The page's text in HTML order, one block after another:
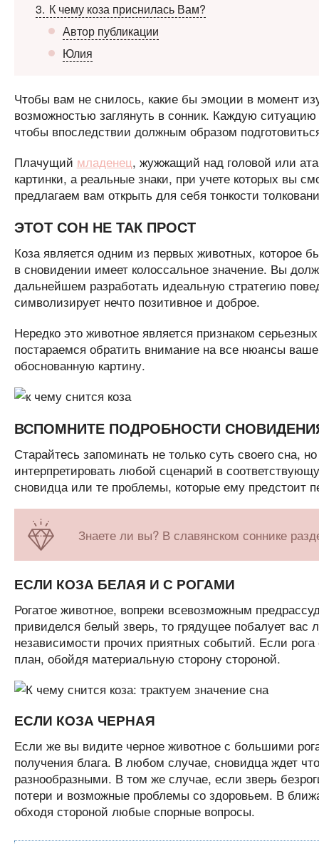
3 К чему коза приснилась Вам?
Автор публикации
Юлия
Чтобы вам не снилось, какие бы эмоции в момент
возможностью заглянуть в сонник. Каждую
чтобы впоследствии должным образом
Плачущий младенец, жужжащий над головой или
картинки, а реальные знаки, при учете которых вы
предлагаем вам открыть для себя тонкости
ЭТОТ СОН НЕ ТАК ПРОСТ
Коза является одним из первых животных, которое
в сновидении имеет колоссальное значение. Вы
дальнейшем разработать идеальную стратегию
символизирует нечто позитивное и доброе.
Нередко это животное является признаком
постараемся обратить внимание на все нюансы
обоснованную картину.
ВСПОМНИТЕ ПОДРОБНОСТИ
Старайтесь запоминать не только суть своего сна,
интерпретировать любой сценарий в
сновидца или те проблемы, которые ему предстоит
Знаете ли вы? В славянском соннике
ЕСЛИ КОЗА БЕЛАЯ И С РОГАМИ
Рогатое животное, вопреки всевозможным
привиделся белый зверь, то грядущее побалует
независимости прочих приятных событий. Если рога
план, обойдя материальную сторону стороной.
ЕСЛИ КОЗА ЧЕРНАЯ
Если же вы видите черное животное с большими
получения блага. В любом случае, сновидца ждет
разнообразными. В том же случае, если зверь
потери и возможные проблемы со здоровьем. В
обходя стороной любые спорные вопросы.